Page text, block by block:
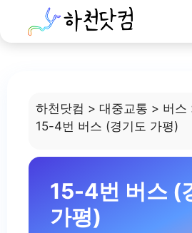
content
하천닷컴 > 대중교통 > 버스
15-4번 버스 (경기도 가평)
15-4번 버스 (
가평)